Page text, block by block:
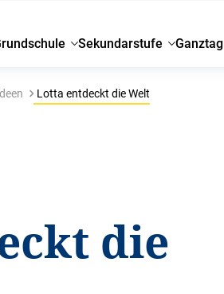
Sekundarstufe Ganztag
Lotta entdeckt die Welt
die